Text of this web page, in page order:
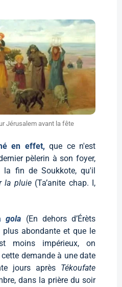
Jérusalem avant la fête
en effet, que ce n'est
pèlerin à son foyer,
la fin de Soukkote, qu'il
la pluie(Ta’anite chap. I,
gola (En dehors d’Érèts
abondante et que le
moins impérieux, on
demande à une date
jours après Tékoufate
dans la prière du soir